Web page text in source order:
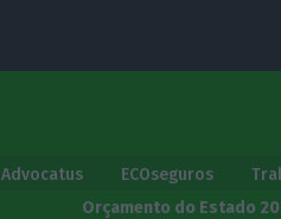
Advocatus ECOseguros
Orçamento do Estado